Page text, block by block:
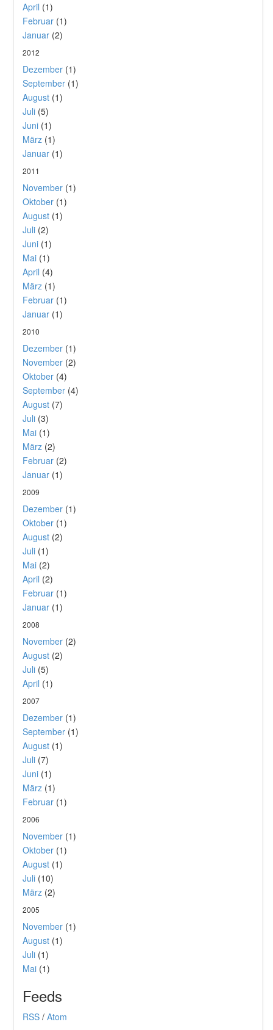
April (1)
Februar (1)
Januar (2)
2012
Dezember (1)
September (1)
August (1)
Juli (5)
Juni (1)
März (1)
Januar (1)
2011
November (1)
Oktober (1)
August (1)
Juli (2)
Juni (1)
Mai (1)
April (4)
März (1)
Februar (1)
Januar (1)
2010
Dezember (1)
November (2)
Oktober (4)
September (4)
August (7)
Juli (3)
Mai (1)
März (2)
Februar (2)
Januar (1)
2009
Dezember (1)
Oktober (1)
August (2)
Juli (1)
Mai (2)
April (2)
Februar (1)
Januar (1)
2008
November (2)
August (2)
Juli (5)
April (1)
2007
Dezember (1)
September (1)
August (1)
Juli (7)
Juni (1)
März (1)
Februar (1)
2006
November (1)
Oktober (1)
August (1)
Juli (10)
März (2)
2005
November (1)
August (1)
Juli (1)
Mai (1)
Feeds
RSS / Atom